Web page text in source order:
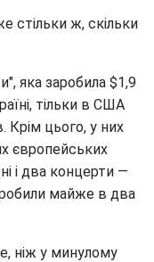
стільки ж, скільки
яка заробила $1,9
тільки в США
Крім цього, у них
європейських
і два концерти —
майже в два
ніж у минулому